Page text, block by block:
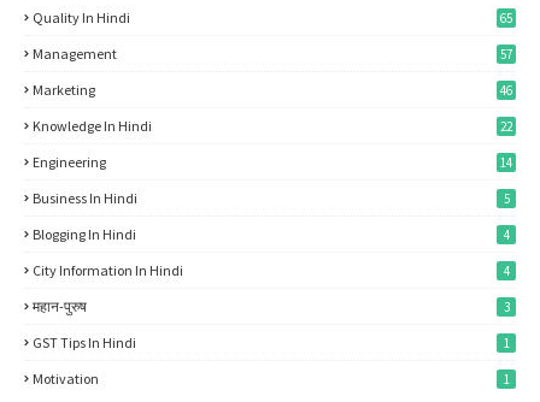
Quality In Hindi 65
Management 57
Marketing 46
Knowledge In Hindi 22
Engineering 14
Business In Hindi 5
Blogging In Hindi 4
City Information In Hindi 4
महान-पुरुष 3
GST Tips In Hindi 1
Motivation 1